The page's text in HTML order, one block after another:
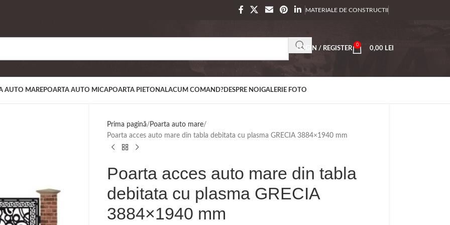
MATERIALE DE CONSTRUCTII
LOGIN / REGISTER
0
0,00 LEI
AUTO MAREPOARTA AUTO MICAPOARTA PIETONALACUM COMAND?DESPRE NOI GALERIE FOTO
Prima pagină
Poarta auto mare
Poarta acces auto mare din tabla debitata cu plasma GRECIA 3884×1940 mm
Poarta acces auto mare din tabla
debitata cu plasma GRECIA
3884×1940 mm